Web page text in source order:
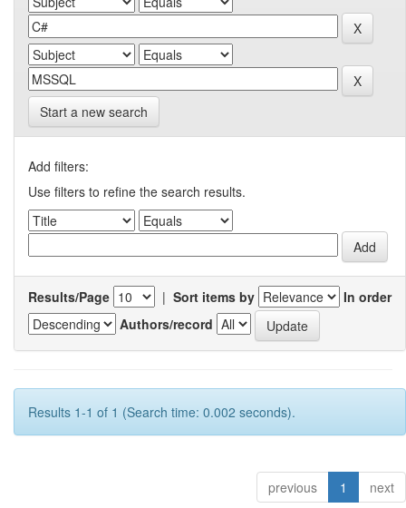
Start a new search
Add filters:
Use filters to refine the search results.
Results/Page | Sort items by
In order
Authors/record
Results 1-1 of 1 (Search time: 0.002 seconds).
previous 1 next